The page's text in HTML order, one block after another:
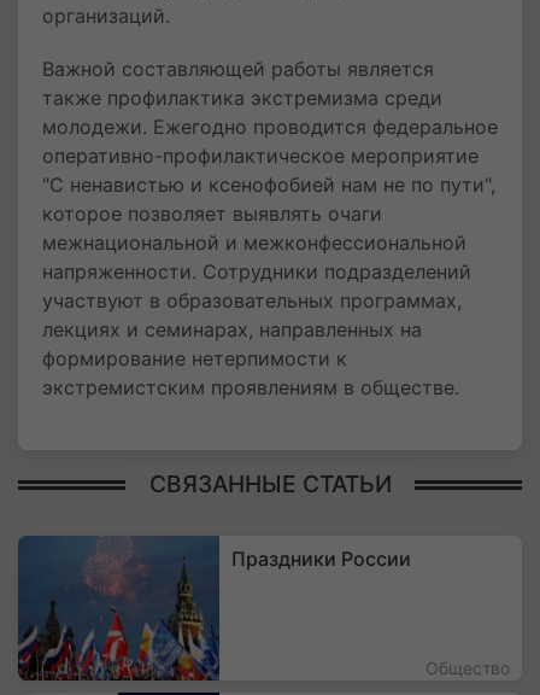
организаций.
Важной составляющей работы является
также профилактика экстремизма среди
молодежи. Ежегодно проводится федеральное
оперативно-профилактическое мероприятие
"С ненавистью и ксенофобией нам не по пути",
которое позволяет выявлять очаги
межнациональной и межконфессиональной
напряженности. Сотрудники подразделений
участвуют в образовательных программах,
лекциях и семинарах, направленных на
формирование нетерпимости к
экстремистским проявлениям в обществе.
СВЯЗАННЫЕ СТАТЬИ
Праздники России
Общество